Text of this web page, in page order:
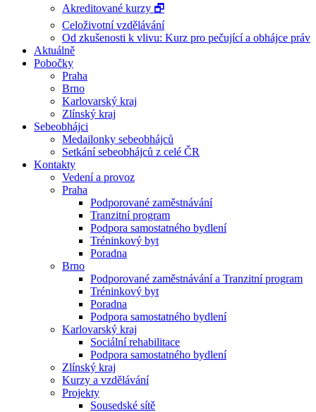
Akreditované kurzy 🗗
Celoživotní vzdělávání
Od zkušenosti k vlivu: Kurz pro pečující a obhájce práv
Aktuálně
Pobočky
Praha
Brno
Karlovarský kraj
Zlínský kraj
Sebeobhájci
Medailonky sebeobhájců
Setkání sebeobhájců z celé ČR
Kontakty
Vedení a provoz
Praha
Podporované zaměstnávání
Tranzitní program
Podpora samostatného bydlení
Tréninkový byt
Poradna
Brno
Podporované zaměstnávání a Tranzitní program
Tréninkový byt
Poradna
Podpora samostatného bydlení
Karlovarský kraj
Sociální rehabilitace
Podpora samostatného bydlení
Zlínský kraj
Kurzy a vzdělávání
Projekty
Sousedské sítě